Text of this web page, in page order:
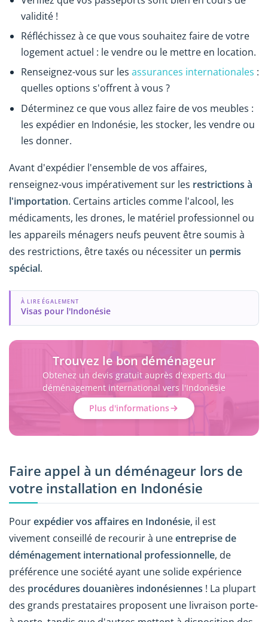
validité !
Réfléchissez à ce que vous souhaitez faire de votre
logement actuel : le vendre ou le mettre en location.
Renseignez-vous sur les assurances internationales :
quelles options s'offrent à vous ?
Déterminez ce que vous allez faire de vos meubles :
les expédier en Indonésie, les stocker, les vendre ou
les donner.
Avant d'expédier l'ensemble de vos affaires,
renseignez-vous impérativement sur les restrictions à
l'importation. Certains articles comme l'alcool, les
médicaments, les drones, le matériel professionnel ou
les appareils ménagers neufs peuvent être soumis à
des restrictions, être taxés ou nécessiter un permis
spécial.
À LIRE ÉGALEMENT
Visas pour l'Indonésie
Trouvez le bon déménageur
Obtenez un devis gratuit auprès d'experts du
déménagement international vers l'Indonésie
Plus d'informations
Faire appel à un déménageur lors de
votre installation en Indonésie
Pourexpédier vos affaires en Indonésie, il est
vivement conseillé de recourir à uneentreprise de
déménagement international professionnelle, de
préférence une société ayant une solide expérience
des procédures douanières indonésiennes ! La plupart
des grands prestataires proposent une livraison porte-